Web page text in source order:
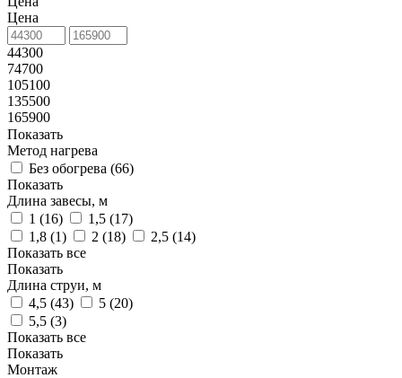
Цена
44300
74700
105100
135500
165900
Показать
Метод нагрева
Без обогрева (66)
Показать
Длина завесы, м
1 (16) 1,5 (17)
1,8 (1) 2 (18) 2,5 (14)
Показать все
Показать
Длина струи, м
4,5 (43) 5 (20)
5,5 (3)
Показать все
Показать
Монтаж